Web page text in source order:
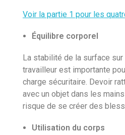
Voir la partie 1 pour les
Équilibre corporel
La stabilité de la surface
travailleur est importante
charge sécuritaire. Devoir
avec un objet dans les
risque de se créer des
Utilisation du corps